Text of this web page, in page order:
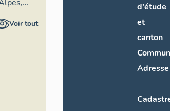
Voir tout
d'étude
et
canton
Adresse